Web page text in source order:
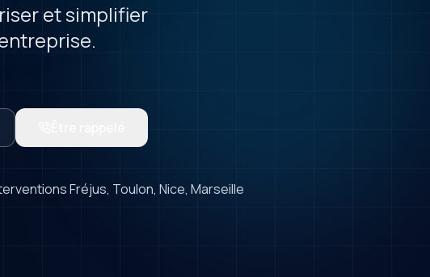
et simplifier
Fréjus, Toulon, Nice, Marseille